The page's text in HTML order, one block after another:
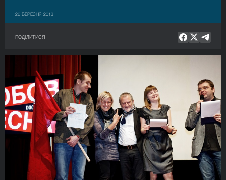
26 БЕРЕЗНЯ 2013
ПОДІЛИТИСЯ